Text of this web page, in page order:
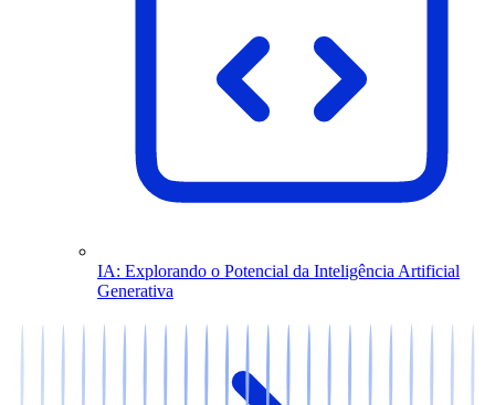
IA: Explorando o Potencial da Inteligência Artificial
Generativa